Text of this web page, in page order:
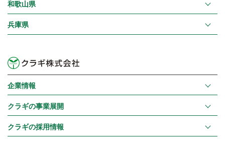
和歌山県
兵庫県
企業情報
クラギの事業展開
クラギの採用情報